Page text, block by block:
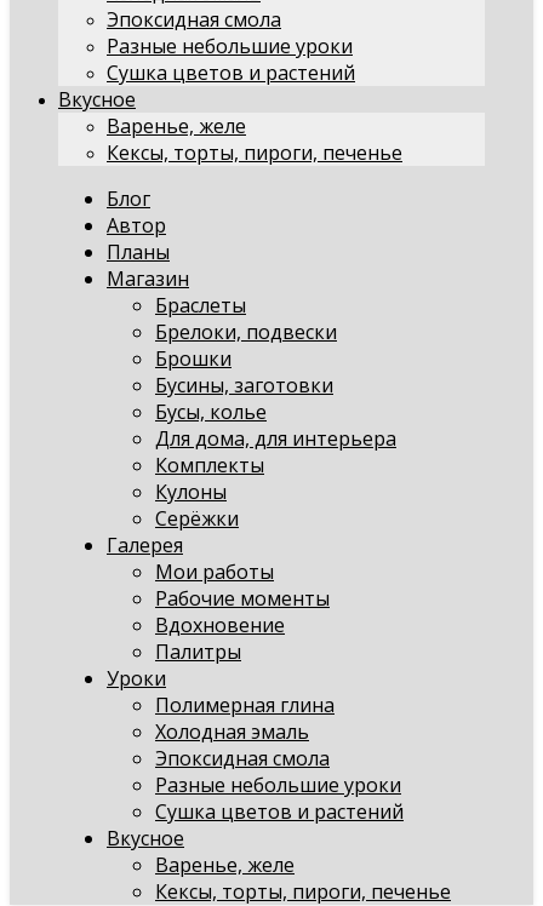
Эпоксидная смола
Разные небольшие уроки
Сушка цветов и растений
Вкусное
Варенье, желе
Кексы, торты, пироги, печенье
Блог
Автор
Планы
Магазин
Браслеты
Брелоки, подвески
Брошки
Бусины, заготовки
Бусы, колье
Для дома, для интерьера
Комплекты
Кулоны
Серёжки
Галерея
Мои работы
Рабочие моменты
Вдохновение
Палитры
Уроки
Полимерная глина
Холодная эмаль
Эпоксидная смола
Разные небольшие уроки
Сушка цветов и растений
Вкусное
Варенье, желе
Кексы, торты, пироги, печенье